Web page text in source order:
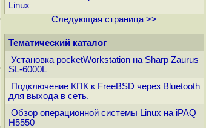
Linux
Следующая страница >>
Тематический каталог
Установка pocketWorkstation на Sharp Zaurus
SL-6000L
Подключение КПК к FreeBSD через Bluetooth
для выхода в сеть.
Обзор операционной системы Linux на iPAQ
H5550